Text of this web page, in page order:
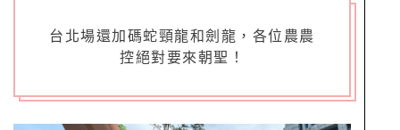
台北場還加碼蛇頸龍和劍龍，各位農農
控絕對要來朝聖！